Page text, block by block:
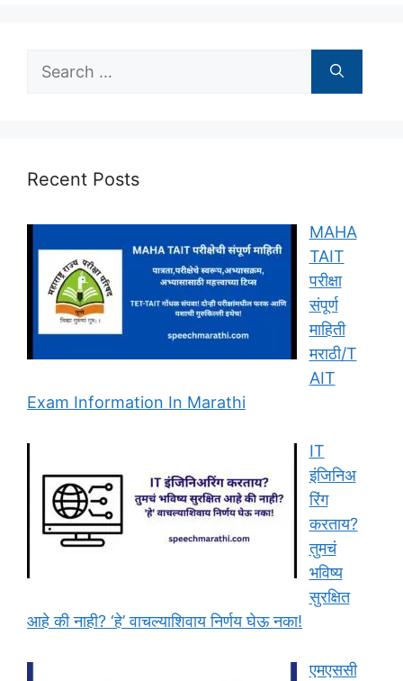
Search
Recent Posts
MAHA
TAIT
परीक्षा
संपूर्ण
माहिती
मराठी/T
AIT
Exam Information In Marathi
IT
इंजिनिअ
रिंग
करताय?
तुमचं
भविष्य
सुरक्षित
आहे की नाही? ‘हे’ वाचल्याशिवाय निर्णय घेऊ नका!
एमएससी